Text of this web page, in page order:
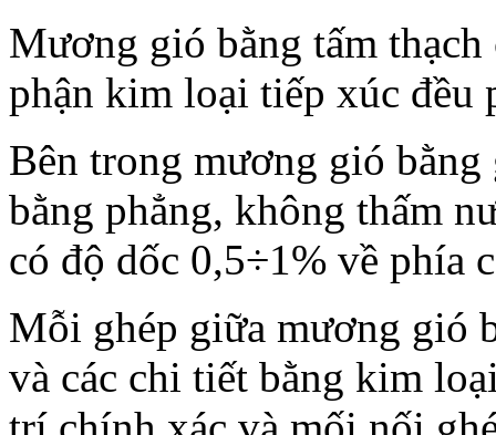
Mương gió bằng tấm
phận kim loại tiếp xúc đều
Bên trong mương gió bằng
bằng phẳng, không thấm
có độ dốc 0,5÷1% về phía
Mỗi ghép giữa mương gió
và các chi tiết bằng kim